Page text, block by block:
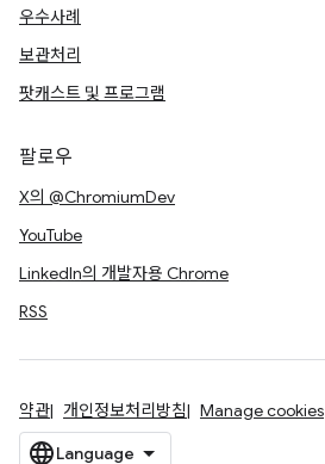
우수사례
보관처리
팟캐스트 및 프로그램
팔로우
X의 @ChromiumDev
YouTube
LinkedIn의 개발자용 Chrome
RSS
약관 개인정보처리방침 Manage cookies